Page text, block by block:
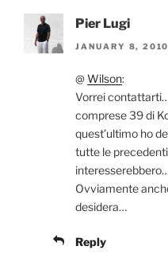
Pier Lugi
JANUARY 8,
@Wilson:
Vorrei
comprese 39 di
quest’ultimo ho
tutte le
Ovviamente
desidera…
Reply